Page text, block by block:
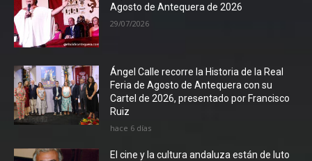
Agosto de Antequera de 2026
29/07/2026
Ángel Calle recorre la Historia de la Real
Feria de Agosto de Antequera con su
Cartel de 2026, presentado por Francisco
Ruiz
hace 6 días
El cine y la cultura andaluza están de luto